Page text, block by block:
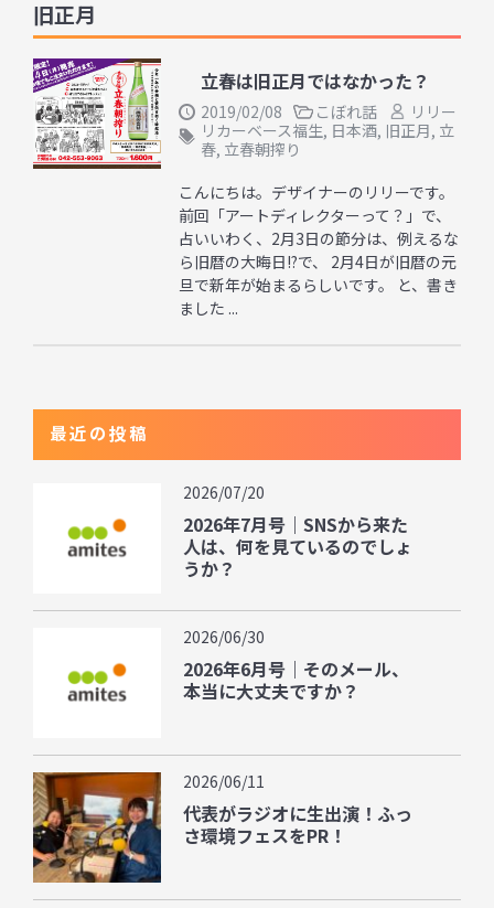
旧正月
立春は旧正月ではなかった？
2019/02/08 こぼれ話
リリー
リカーベース福生, 日本酒, 旧正月, 立
春, 立春朝搾り
こんにちは。デザイナーのリリーです。
前回「アートディレクターって？」で、
占いいわく、2月3日の節分は、例えるな
ら旧暦の大晦日!?で、 2月4日が旧暦の元
旦で新年が始まるらしいです。 と、書き
ました ...
最近の投稿
2026/07/20
2026年7月号｜SNSから来た
人は、何を見ているのでしょ
うか？
2026/06/30
2026年6月号｜そのメール、
本当に大丈夫ですか？
2026/06/11
代表がラジオに生出演！ふっ
さ環境フェスをPR！